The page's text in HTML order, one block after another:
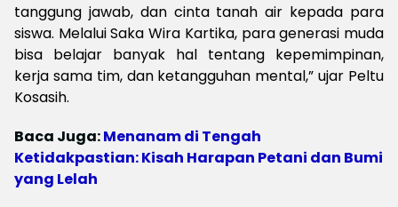
tanggung jawab, dan cinta tanah air kepada para
siswa. Melalui Saka Wira Kartika, para generasi muda
bisa belajar banyak hal tentang kepemimpinan,
kerja sama tim, dan ketangguhan mental,” ujar Peltu
Kosasih.
Baca Juga:Menanam di Tengah
Ketidakpastian: Kisah Harapan Petani dan Bumi
yang Lelah